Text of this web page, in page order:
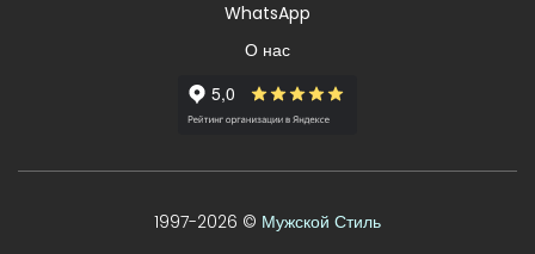
WhatsApp
О нас
1997-2026 © Мужской Стиль